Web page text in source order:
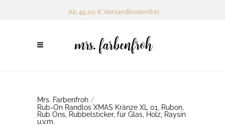
Ab 49,00 € Versandkostenfrei
Mrs. Farbenfroh /
Rub-On Randlos XMAS Kränze XL 01, Rubon,
Rub Ons, Rubbelsticker, für Glas, Holz, Raysin
u.v.m.